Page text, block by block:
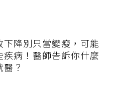
下降別只當變瘦，可能
疾病！醫師告訴你什麼
？